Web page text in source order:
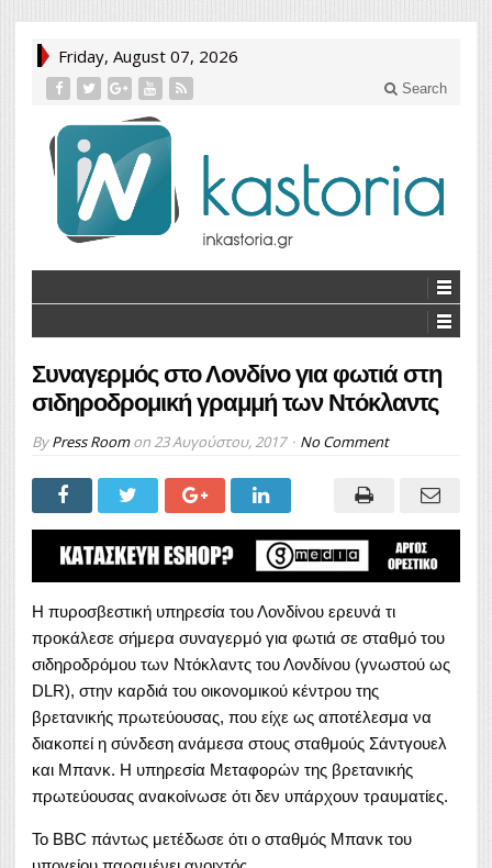
Friday, August 07, 2026
Search
Συναγερμός στο Λονδίνο για φωτιά στη
σιδηροδρομική γραμμή των Ντόκλαντς
ByPress Roomon 23 Αυγούστου, 2017 No Comment
Η πυροσβεστική υπηρεσία του Λονδίνου ερευνά τι
προκάλεσε σήμερα συναγερμό για φωτιά σε σταθμό του
σιδηροδρόμου των Ντόκλαντς του Λονδίνου (γνωστού ως
DLR), στην καρδιά του οικονομικού κέντρου της
βρετανικής πρωτεύουσας, που είχε ως αποτέλεσμα να
διακοπεί η σύνδεση ανάμεσα στους σταθμούς Σάντγουελ
και Μπανκ. Η υπηρεσία Μεταφορών της βρετανικής
πρωτεύουσας ανακοίνωσε ότι δεν υπάρχουν τραυματίες.
Το BBC πάντως μετέδωσε ότι ο σταθμός Μπανκ του